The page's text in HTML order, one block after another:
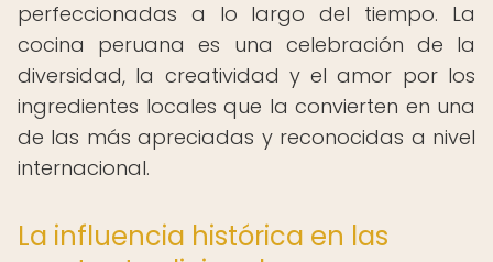
perfeccionadas a lo largo del tiempo. La
cocina peruana es una celebración de la
diversidad, la creatividad y el amor por los
ingredientes locales que la convierten en una
de las más apreciadas y reconocidas a nivel
internacional.
La influencia histórica en las